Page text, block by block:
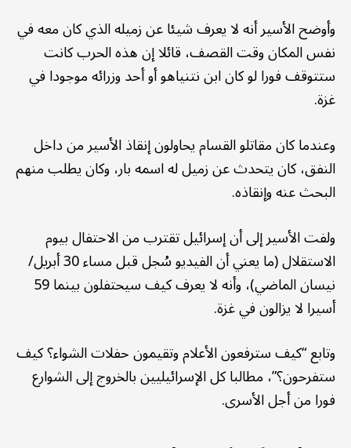
وأوضح الأسير أنه لا يعرف شيئا عن زميله الذي كان معه في
نفس المكان وقت القصف، قائلا إن هذه الحرب كانت
ستتوقف فورا لو كان ابن نتنياهو أو أحد وزرائه موجودا في
غزة.
وعندما كان مقاتلو القسام يحاولون إنقاذ الأسير من داخل
النفق، كان يتحدث عن زميل له اسمه بار، وكان يطلب منهم
البحث عنه وإنقاذه.
ولفت الأسير إلى أن إسرائيل تقترب من الاحتفال بيوم
الاستقلال (ما يعني أن الفيديو سُجل قبل مساء 30 أبريل/
نيسان الماضي)، وأنه لا يعرف كيف سيحتفلون بينما 59
أسيرا لا يزالون في غزة.
وتابع “كيف سترفعون الأعلام وتقيمون حفلات الشواء؟ كيف
ستفرحون؟”، مطالبا كل الإسرائيليين بالخروج إلى الشوارع
فورا من أجل الأسرى.